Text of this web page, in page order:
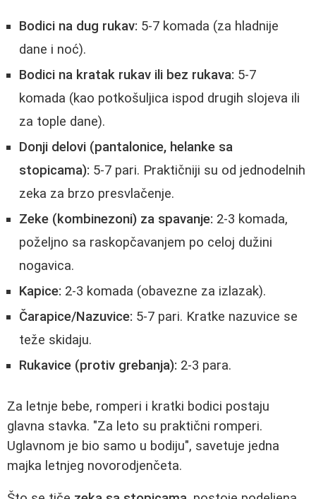
Bodici na dug rukav: 5-7 komada (za hladnije
dane i noć).
Bodici na kratak rukav ili bez rukava: 5-7
komada (kao potkošuljica ispod drugih slojeva ili
za tople dane).
Donji delovi (pantalonice, helanke sa
stopicama): 5-7 pari. Praktičniji su od jednodelnih
zeka za brzo presvlačenje.
Zeke (kombinezoni) za spavanje: 2-3 komada,
poželjno sa raskopčavanjem po celoj dužini
nogavica.
Kapice: 2-3 komada (obavezne za izlazak).
Čarapice/Nazuvice: 5-7 pari. Kratke nazuvice se
teže skidaju.
Rukavice (protiv grebanja): 2-3 para.
Za letnje bebe, romperi i kratki bodici postaju
glavna stavka. "Za leto su praktični romperi.
Uglavnom je bio samo u bodiju", savetuje jedna
majka letnjeg novorodjenčeta.